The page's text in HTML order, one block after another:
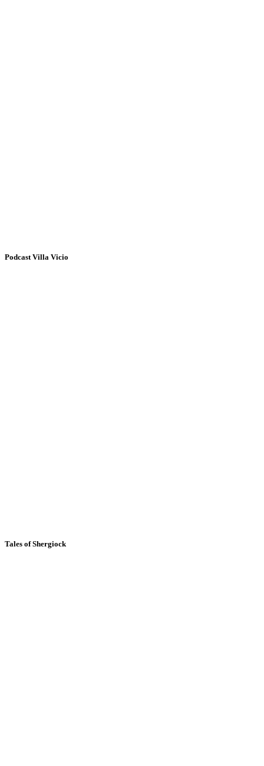
Podcast Villa Vicio
Tales of Shergiock